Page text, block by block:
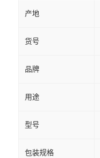
产地
货号
品牌
用途
型号
包装规格